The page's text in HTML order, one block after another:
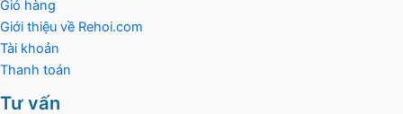
Giỏ hàng
Giới thiệu về Rehoi.com
Tài khoản
Thanh toán
Tư vấn